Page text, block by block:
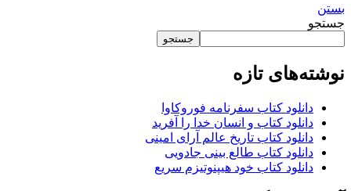
بستن
جستجو
جستجو
نوشته‌های تازه
دانلود کتاب سفرنامه فوروکاوا
دانلود کتاب و انسان خدا را آفرید
دانلود کتاب تاریخ عالم آرای امینی
دانلود کتاب طالع بینی جادویی
دانلود کتاب خود هیپنوتیزم سریع